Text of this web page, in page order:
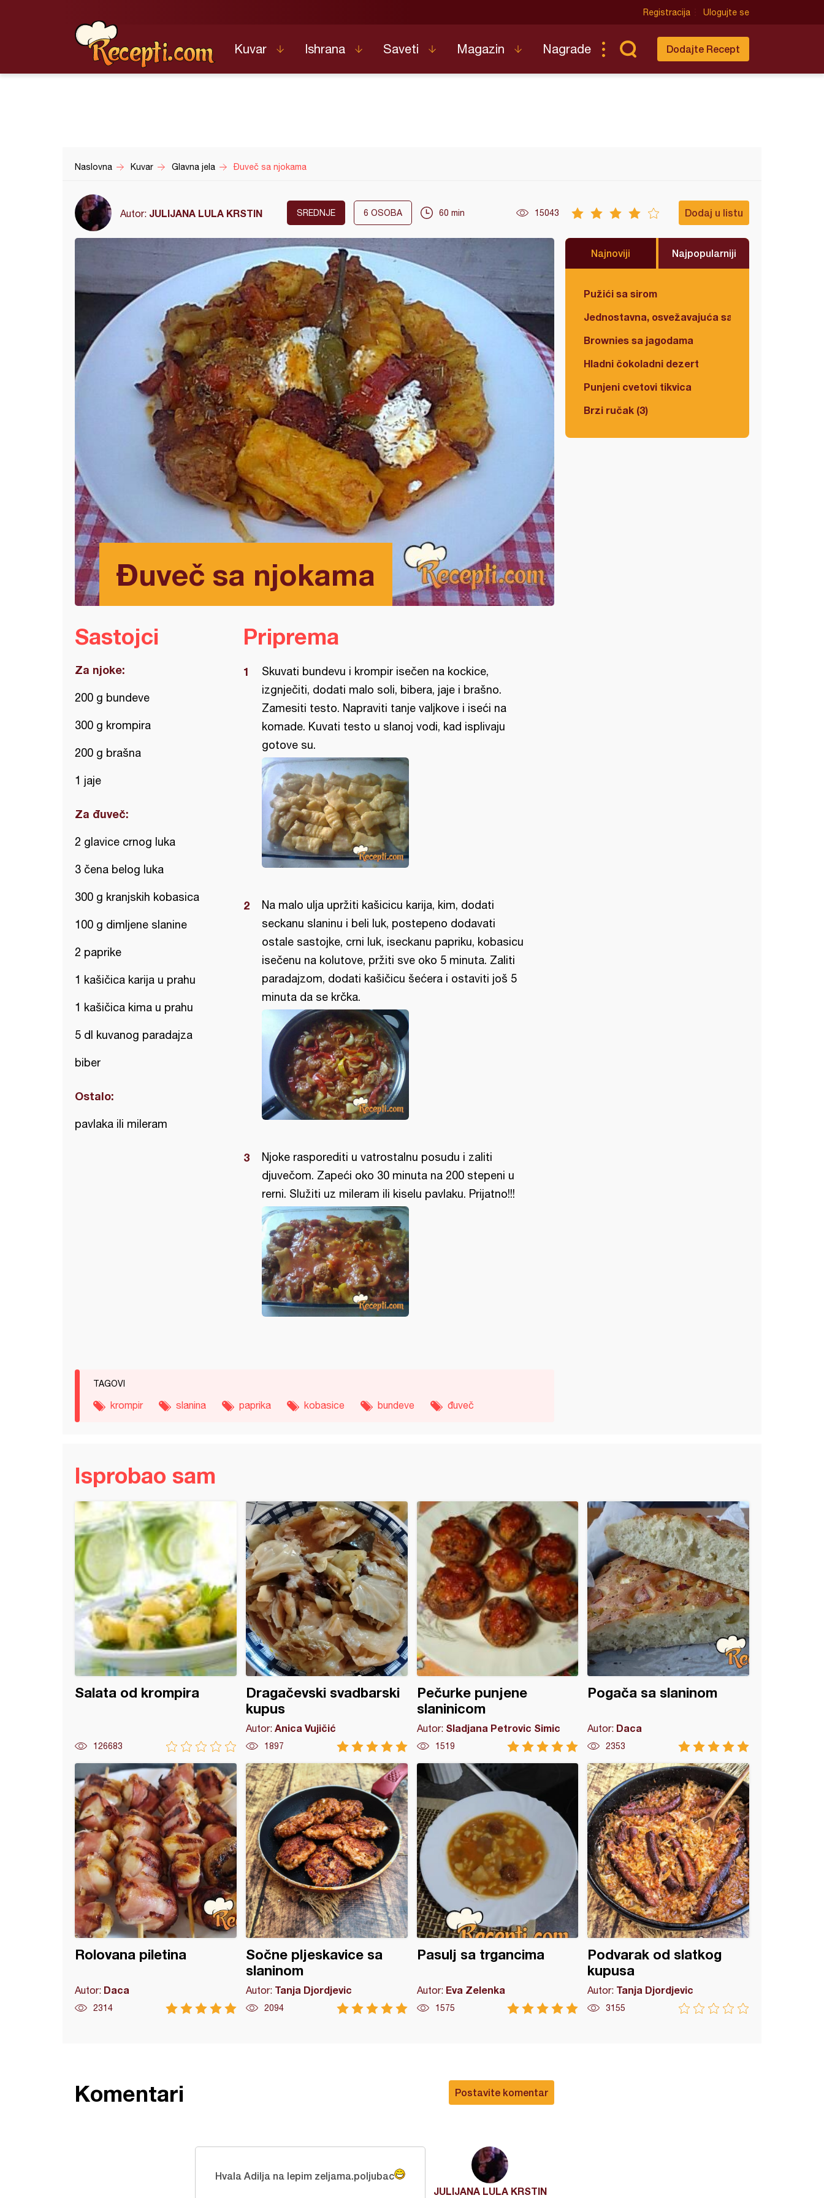
Registracija Ulogujte se
Kuvar Ishrana Saveti Magazin Nagrade Dodajte Recept
Naslovna Kuvar Glavna jela Đuveč sa njokama
Autor: JULIJANA LULA KRSTIN SREDNJE 6 OSOBA 60 min 15043 Dodaj u listu
Đuveč sa njokama
Najnoviji Najpopularniji
Pužići sa sirom
Jednostavna, osvežavajuća salata
Brownies sa jagodama
Hladni čokoladni dezert
Punjeni cvetovi tikvica
Brzi ručak (3)
Sastojci
Za njoke:
200 g bundeve
300 g krompira
200 g brašna
1 jaje
Za đuveč:
2 glavice crnog luka
3 čena belog luka
300 g kranjskih kobasica
100 g dimljene slanine
2 paprike
1 kašičica karija u prahu
1 kašičica kima u prahu
5 dl kuvanog paradajza
biber
Ostalo:
pavlaka ili mileram
Priprema
Skuvati bundevu i krompir isečen na kockice,
izgnječiti, dodati malo soli, bibera, jaje i brašno.
Zamesiti testo. Napraviti tanje valjkove i iseći na
komade. Kuvati testo u slanoj vodi, kad isplivaju
gotove su.
Na malo ulja upržiti kašicicu karija, kim, dodati
seckanu slaninu i beli luk, postepeno dodavati
ostale sastojke, crni luk, iseckanu papriku, kobasicu
isečenu na kolutove, pržiti sve oko 5 minuta. Zaliti
paradajzom, dodati kašičicu šećera i ostaviti još 5
minuta da se krčka.
Njoke rasporediti u vatrostalnu posudu i zaliti
djuvečom. Zapeći oko 30 minuta na 200 stepeni u
rerni. Služiti uz mileram ili kiselu pavlaku. Prijatno!!!
TAGOVI
krompir slanina paprika kobasice bundeve đuveč
Isprobao sam
Salata od krompira
126683
Dragačevski svadbarski
kupus
Autor: Anica Vujičić
1897
Pečurke punjene
slaninicom
Autor: Sladjana Petrovic Simic
1519
Pogača sa slaninom
Autor: Daca
2353
Rolovana piletina
Autor: Daca
2314
Sočne pljeskavice sa
slaninom
Autor: Tanja Djordjevic
2094
Pasulj sa trgancima
Autor: Eva Zelenka
1575
Podvarak od slatkog
kupusa
Autor: Tanja Djordjevic
3155
od slatkog kupusa
Postavite komentar
Komentari
JULIJANA LULA KRSTIN
Hvala Adilja na lepim zeljama.poljubac